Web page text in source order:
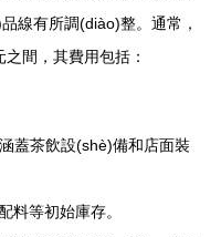
線有所調(diào)整。通常，
間，其費用包括：
蓋茶飲設(shè)備和店面裝
料等初始庫存。